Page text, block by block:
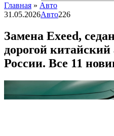
Главная » Авто
31.05.2026Авто226
Замена Exeed,
дорогой
России. Все 11